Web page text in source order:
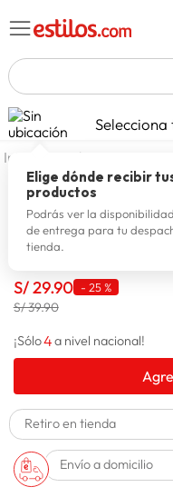
TÉRMINOS MÁS
1. celulares
2. zapatillas mujer
3. zapatillas hombre
4. moda
6. tv
7. laptop
9. lavadora
10. spiderman
Elige dónde recibir
productos
Podrás ver la
de entrega para tu
tienda.
jardin y terraza
CALOR & COLOR
Toalla Mujer Calor
S/29.90 - 25 %
S/ 39.90
¡Sólo4a nivel nacional!
Retiro en tienda
Envío a domicilio